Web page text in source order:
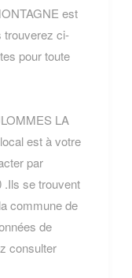
est
trouverez ci-
pour toute
LA
est à votre
par
.Ils se trouvent
commune de
de
consulter